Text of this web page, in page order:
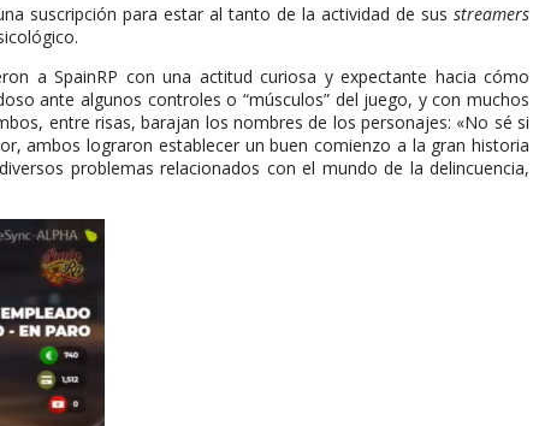
suscripción para estar al tanto de la actividad de sus streamers
a SpainRP con una actitud curiosa y expectante hacia cómo
ante algunos controles o “músculos” del juego, y con muchos
entre risas, barajan los nombres de los personajes: «No sé si
ambos lograron establecer un buen comienzo a la gran historia
problemas relacionados con el mundo de la delincuencia,